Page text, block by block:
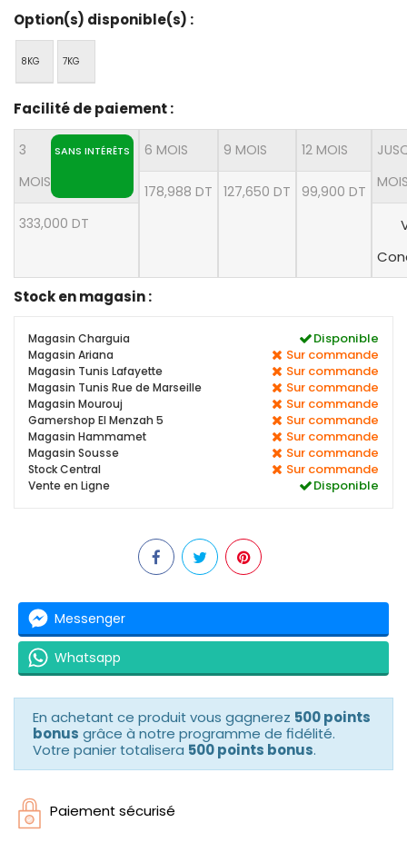
Option(s) disponible(s) :
8KG 7KG
Facilité de paiement :
3
MOIS
SANS INTÉRÊTS
333,000 DT
6 MOIS
178,988 DT
9 MOIS
127,650 DT
12 MOIS
99,900 DT
Stock en magasin :
Magasin Charguia Disponible
Magasin Ariana Sur commande
Magasin Tunis Lafayette Sur commande
Magasin Tunis Rue de Marseille Sur commande
Magasin Mourouj Sur commande
Gamershop El Menzah 5 Sur commande
Magasin Hammamet Sur commande
Magasin Sousse Sur commande
Stock Central Sur commande
Vente en Ligne Disponible
Messenger
Whatsapp
En achetant ce produit vous gagnerez 500 points
bonus grâce à notre programme de fidélité.
Votre panier totalisera 500 points bonus.
Paiement sécurisé